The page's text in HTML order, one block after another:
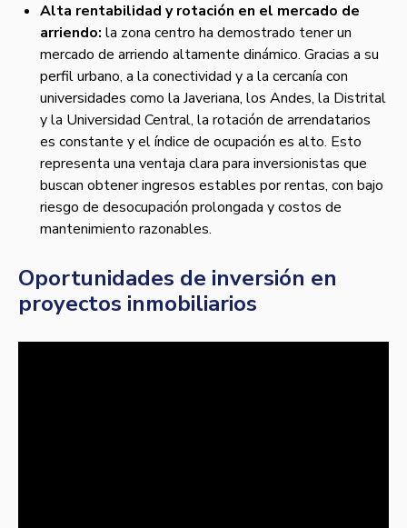
Alta rentabilidad y rotación en el mercado de
arriendo: la zona centro ha demostrado tener un
mercado de arriendo altamente dinámico. Gracias a su
perfil urbano, a la conectividad y a la cercanía con
universidades como la Javeriana, los Andes, la Distrital
y la Universidad Central, la rotación de arrendatarios
es constante y el índice de ocupación es alto. Esto
representa una ventaja clara para inversionistas que
buscan obtener ingresos estables por rentas, con bajo
riesgo de desocupación prolongada y costos de
mantenimiento razonables.
Oportunidades de inversión en
proyectos inmobiliarios